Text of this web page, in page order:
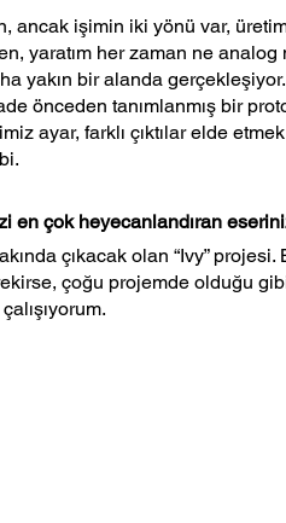
ancak işimin iki yönü var,
yaratım her zaman ne
bir alanda gerçekleşiyor.
önceden tanımlanmış bir
ayar, farklı çıktılar elde
en çok heyecanlandıran
çıkacak olan “Ivy” projesi.
çoğu projemde olduğu gibi